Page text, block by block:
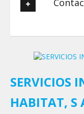
Tu Teléfono
SERVICIOS
HABITAT, S